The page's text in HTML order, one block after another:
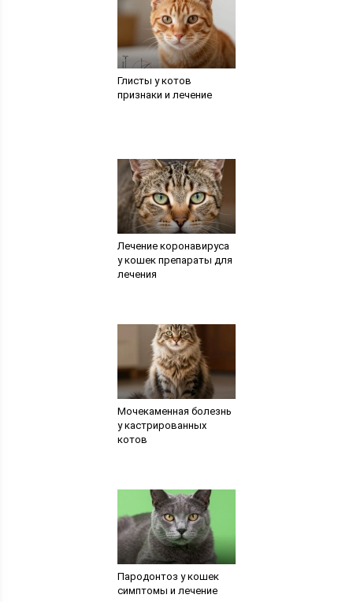
Глисты у котов
признаки и лечение
Лечение коронавируса
у кошек препараты для
лечения
Мочекаменная болезнь
у кастрированных
котов
Пародонтоз у кошек
симптомы и лечение